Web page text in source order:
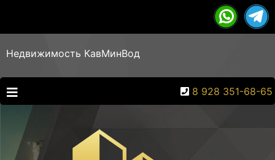
Недвижимость КавМинВод
8 928 351-68-65